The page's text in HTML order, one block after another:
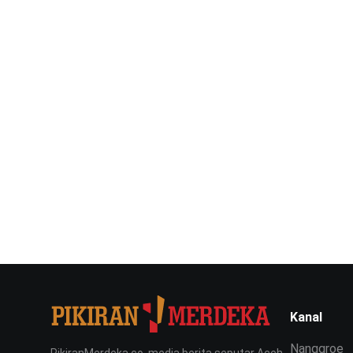
Kanal
Nanggroe